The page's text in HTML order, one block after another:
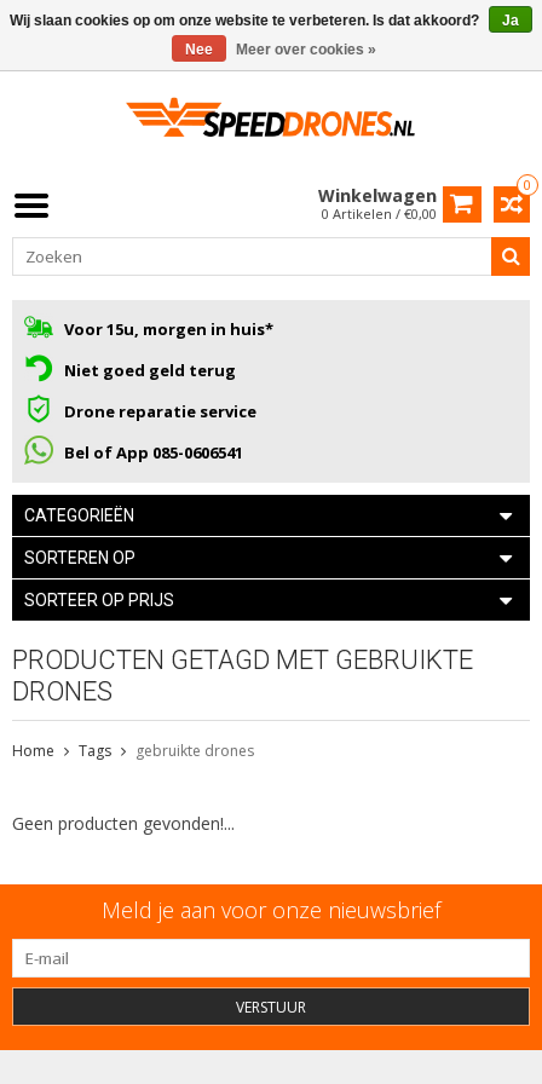
0
Winkelwagen
0 Artikelen / €0,00
Voor 15u, morgen in huis*
Niet goed geld terug
Drone reparatie service
Bel of App 085-0606541
CATEGORIEËN
SORTEREN OP
SORTEER OP PRIJS
PRODUCTEN GETAGD MET GEBRUIKTE
DRONES
Home Tags gebruikte drones
Geen producten gevonden!...
Meld je aan voor onze nieuwsbrief
VERSTUUR
Wij slaan cookies op om onze website te verbeteren. Is dat akkoord?
Ja
Nee
Meer over cookies »